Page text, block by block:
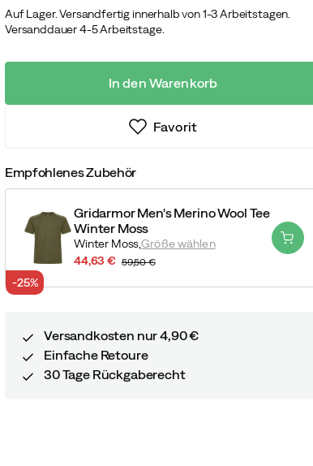
Auf Lager. Versandfertig innerhalb von 1-3 Arbeitstagen.
Versanddauer 4-5 Arbeitstage.
In den Warenkorb
Favorit
Empfohlenes Zubehör
Gridarmor Men's Merino Wool Tee
Winter Moss
Winter Moss,Größe wählen
44,63 € 59,50 €
-25%
Versandkosten nur 4,90 €
Einfache Retoure
30 Tage Rückgaberecht